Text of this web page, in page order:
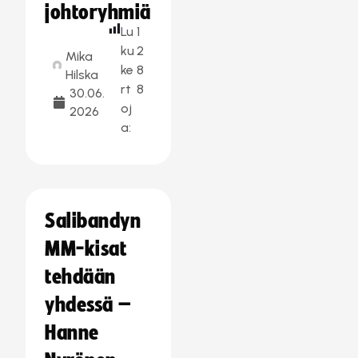
johtoryhmiä
Mika
Hilska
30.06.
2026
Lu
ku
ke
rt
oj
a:
1
2
8
8
Salibandyn
MM-kisat
tehdään
yhdessä –
Hanne